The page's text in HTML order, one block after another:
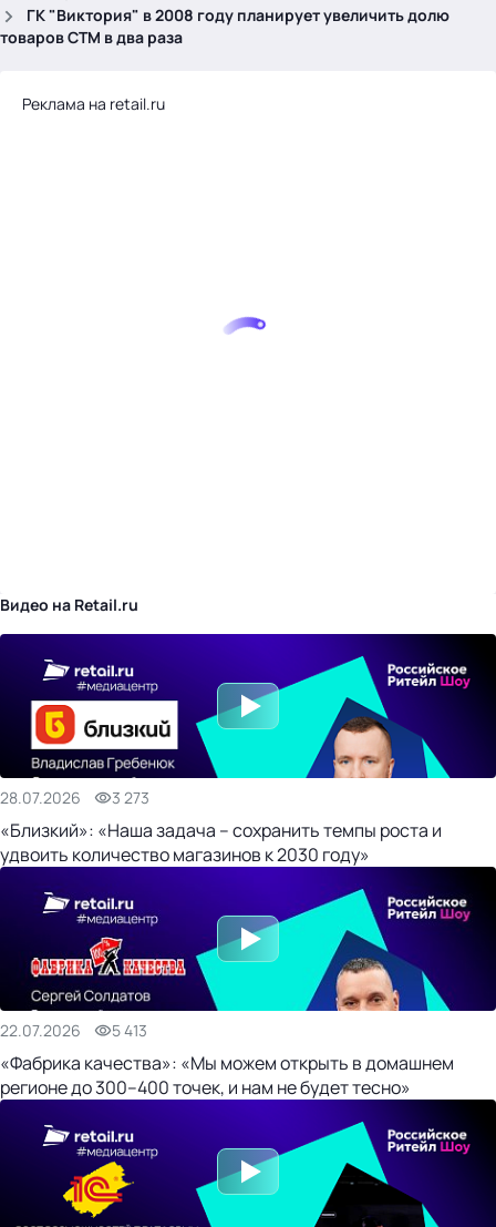
ГК "Виктория" в 2008 году планирует увеличить долю
товаров СТМ в два раза
Реклама на retail.ru
Видео на Retail.ru
28.07.2026 3 273
«Близкий»: «Наша задача – сохранить темпы роста и
удвоить количество магазинов к 2030 году»
22.07.2026 5 413
«Фабрика качества»: «Мы можем открыть в домашнем
регионе до 300–400 точек, и нам не будет тесно»